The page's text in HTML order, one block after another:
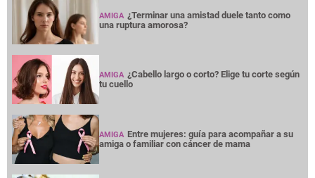
AMIGA ¿Terminar una amistad duele tanto como
una ruptura amorosa?
AMIGA ¿Cabello largo o corto? Elige tu corte según
tu cuello
AMIGA Entre mujeres: guía para acompañar a su
amiga o familiar con cáncer de mama